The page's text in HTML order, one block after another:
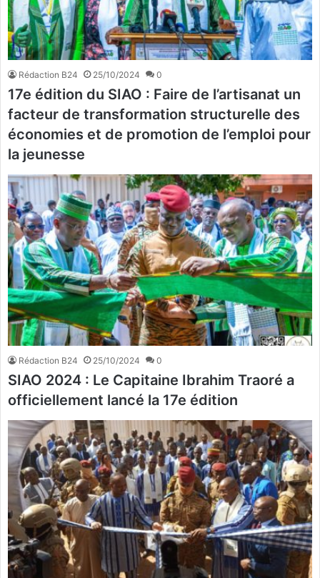
Rédaction B24 25/10/2024 0
17e édition du SIAO : Faire de l’artisanat un
facteur de transformation structurelle des
économies et de promotion de l’emploi pour
la jeunesse
Rédaction B24 25/10/2024 0
SIAO 2024 : Le Capitaine Ibrahim Traoré a
officiellement lancé la 17e édition